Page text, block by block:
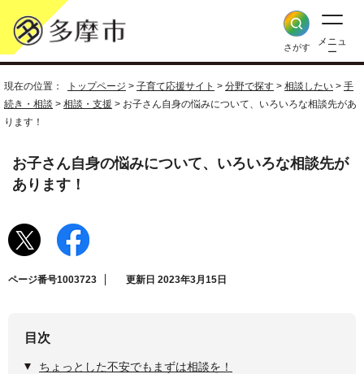
さがす
メニュ
ー
現在の位置： トップページ > 子育て応援サイト > 分野で探す > 相談したい > 手
続き・相談 > 相談・支援 > お子さん自身の悩みについて、いろいろな相談先があ
ります！
お子さん自身の悩みについて、いろいろな相談先が
あります！
ページ番号1003723 更新日 2023年3月15日
目次
ちょっとした不安でもまずは相談を！